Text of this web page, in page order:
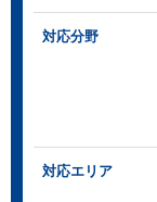
対応分野
対応エリア